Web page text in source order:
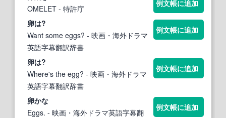
OMELET - 特許庁
例文帳に追加
卵は?
Want some eggs? - 映画・海外ドラマ
英語字幕翻訳辞書
例文帳に追加
卵は?
Where's the egg? - 映画・海外ドラマ
英語字幕翻訳辞書
例文帳に追加
卵かな
Eggs. - 映画・海外ドラマ英語字幕翻
例文帳に追加